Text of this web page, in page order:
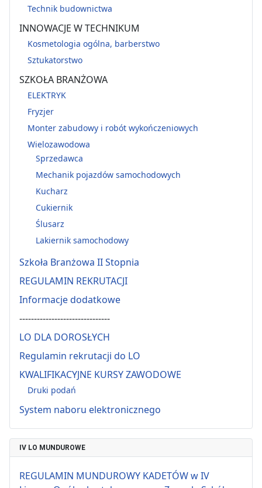
Technik budownictwa
INNOWACJE W TECHNIKUM
Kosmetologia ogólna, barberstwo
Sztukatorstwo
SZKOŁA BRANŻOWA
ELEKTRYK
Fryzjer
Monter zabudowy i robót wykończeniowych
Wielozawodowa
Sprzedawca
Mechanik pojazdów samochodowych
Kucharz
Cukiernik
Ślusarz
Lakiernik samochodowy
Szkoła Branżowa II Stopnia
REGULAMIN REKRUTACJI
Informacje dodatkowe
-------------------------------
LO DLA DOROSŁYCH
Regulamin rekrutacji do LO
KWALIFIKACYJNE KURSY ZAWODOWE
Druki podań
System naboru elektronicznego
IV LO MUNDUROWE
REGULAMIN MUNDUROWY KADETÓW w IV